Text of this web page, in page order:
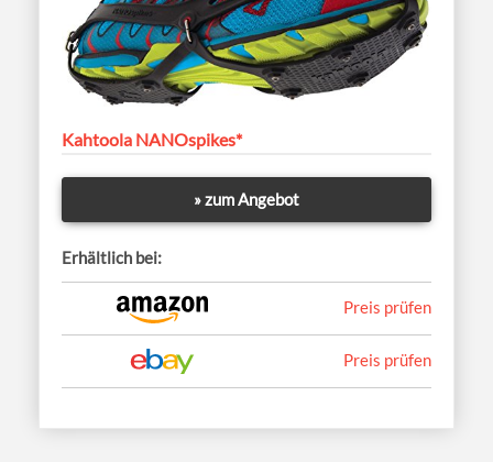
Kahtoola NANOspikes*
» zum Angebot
Erhältlich bei:
Preis prüfen
Preis prüfen